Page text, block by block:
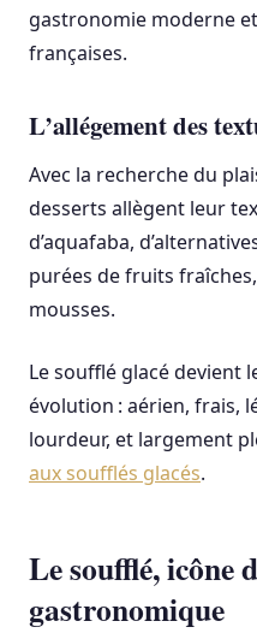
gastronomie moderne
françaises.
L’allégement des
Avec la recherche du
desserts allègent leur
d’aquafaba,
purées de fruits
mousses.
Le soufflé glacé devient
évolution : aérien, frais,
lourdeur, et largement
aux soufflés glacés.
Le soufflé, icône
gastronomique